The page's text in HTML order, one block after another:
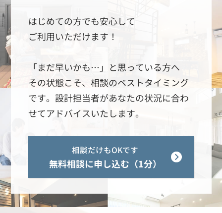
はじめての方でも安心して
ご利用いただけます！
「まだ早いかも…」と思っている方へ
その状態こそ、相談のベストタイミング
です。設計担当者があなたの状況に合わ
せてアドバイスいたします。
相談だけもOKです
無料相談に申し込む（1分）